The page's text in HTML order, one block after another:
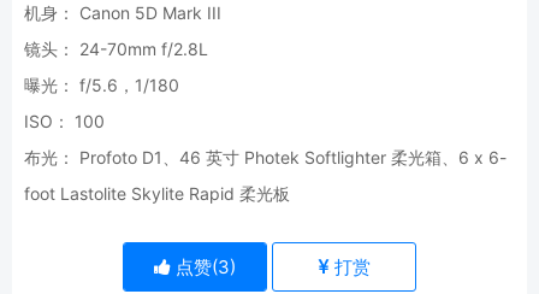
机身： Canon 5D Mark III
镜头： 24-70mm f/2.8L
曝光： f/5.6，1/180
ISO： 100
布光： Profoto D1、46 英寸 Photek Softlighter 柔光箱、6 x 6-
foot Lastolite Skylite Rapid 柔光板
点赞(3) 打赏